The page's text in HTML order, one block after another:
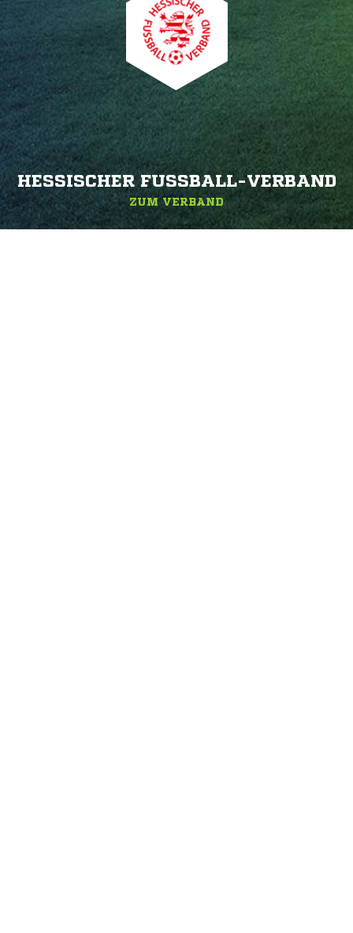
HESSISCHER FUSSBALL-VERBAND
ZUM VERBAND